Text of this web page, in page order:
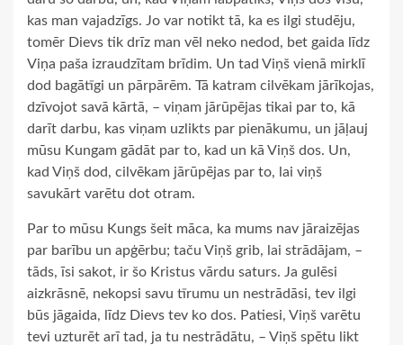
kas man vajadzīgs. Jo var notikt tā, ka es ilgi studēju,
tomēr Dievs tik drīz man vēl neko nedod, bet gaida līdz
Viņa paša izraudzītam brīdim. Un tad Viņš vienā mirklī
dod bagātīgi un pārpārēm. Tā katram cilvēkam jārīkojas,
dzīvojot savā kārtā, – viņam jārūpējas tikai par to, kā
darīt darbu, kas viņam uzlikts par pienākumu, un jāļauj
mūsu Kungam gādāt par to, kad un kā Viņš dos. Un,
kad Viņš dod, cilvēkam jārūpējas par to, lai viņš
savukārt varētu dot otram.
Par to mūsu Kungs šeit māca, ka mums nav jāraizējas
par barību un apģērbu; taču Viņš grib, lai strādājam, –
tāds, īsi sakot, ir šo Kristus vārdu saturs. Ja gulēsi
aizkrāsnē, nekopsi savu tīrumu un nestrādāsi, tev ilgi
būs jāgaida, līdz Dievs tev ko dos. Patiesi, Viņš varētu
tevi uzturēt arī tad, ja tu nestrādātu, – Viņš spētu likt